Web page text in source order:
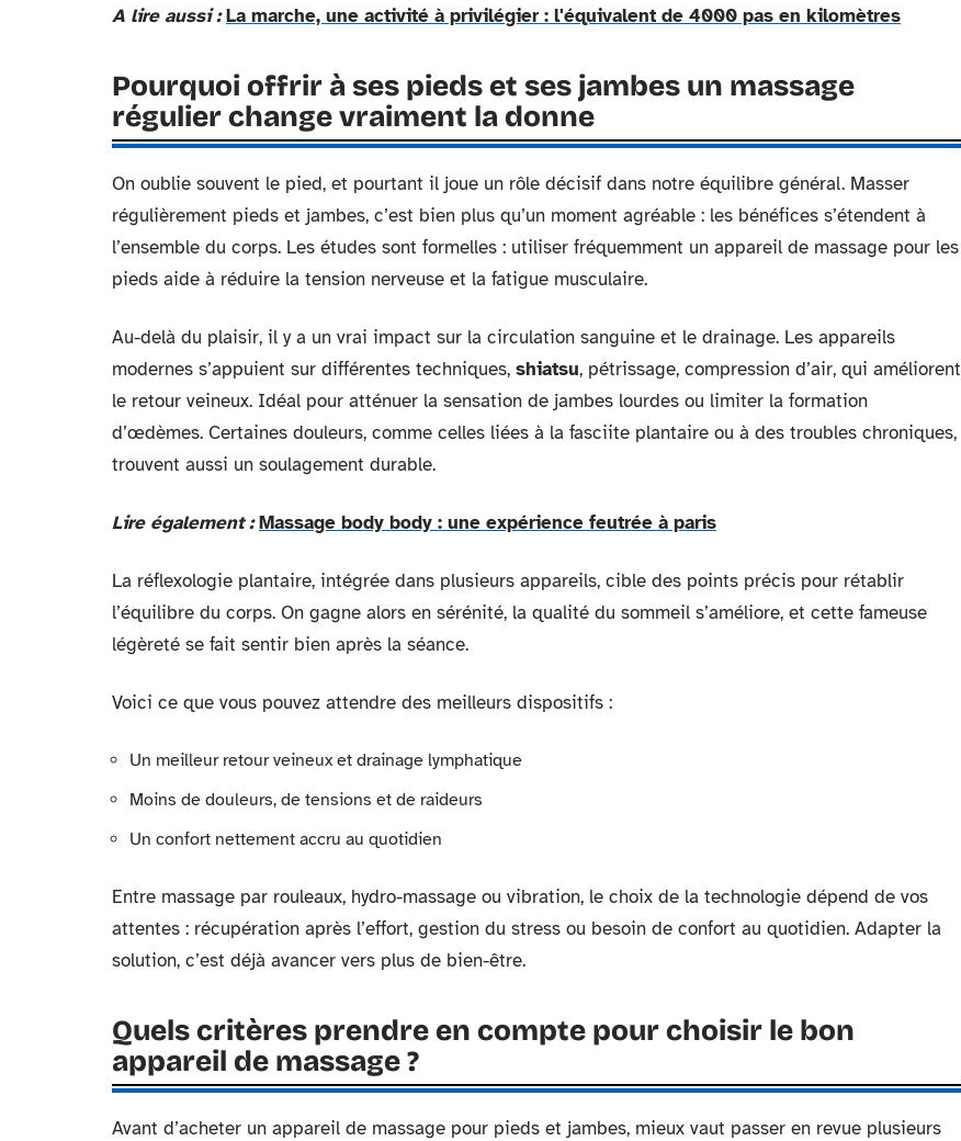
A lire aussi : La marche, une activité à privilégier : l'équivalent de 4000 pas en kilomètres
Pourquoi offrir à ses pieds et ses jambes un massage
régulier change vraiment la donne
On oublie souvent le pied, et pourtant il joue un rôle décisif dans notre équilibre général. Masser
régulièrement pieds et jambes, c’est bien plus qu’un moment agréable : les bénéfices s’étendent à
l’ensemble du corps. Les études sont formelles : utiliser fréquemment un appareil de massage pour les
pieds aide à réduire la tension nerveuse et la fatigue musculaire.
Au-delà du plaisir, il y a un vrai impact sur la circulation sanguine et le drainage. Les appareils
modernes s’appuient sur différentes techniques, shiatsu, pétrissage, compression d’air, qui améliorent
le retour veineux. Idéal pour atténuer la sensation de jambes lourdes ou limiter la formation
d’œdèmes. Certaines douleurs, comme celles liées à la fasciite plantaire ou à des troubles chroniques,
trouvent aussi un soulagement durable.
Lire également : Massage body body : une expérience feutrée à paris
La réflexologie plantaire, intégrée dans plusieurs appareils, cible des points précis pour rétablir
l’équilibre du corps. On gagne alors en sérénité, la qualité du sommeil s’améliore, et cette fameuse
légèreté se fait sentir bien après la séance.
Voici ce que vous pouvez attendre des meilleurs dispositifs :
Un meilleur retour veineux et drainage lymphatique
Moins de douleurs, de tensions et de raideurs
Un confort nettement accru au quotidien
Entre massage par rouleaux, hydro-massage ou vibration, le choix de la technologie dépend de vos
attentes : récupération après l’effort, gestion du stress ou besoin de confort au quotidien. Adapter la
solution, c’est déjà avancer vers plus de bien-être.
Quels critères prendre en compte pour choisir le bon
appareil de massage ?
Avant d’acheter un appareil de massage pour pieds et jambes, mieux vaut passer en revue plusieurs